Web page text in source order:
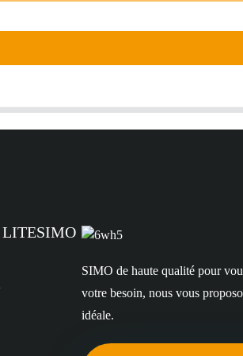
SIMO de haute qualité pour
votre besoin, nous vous
idéale.